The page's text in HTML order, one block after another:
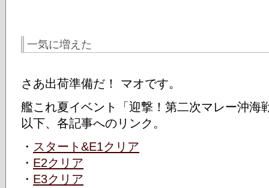
一気に増えた
さあ出荷準備だ！ マオです。
艦これ夏イベント「迎撃！第二次マレー沖海
以下、各記事へのリンク。
・ スタート&E1クリア
・ E2クリア
・ E3クリア